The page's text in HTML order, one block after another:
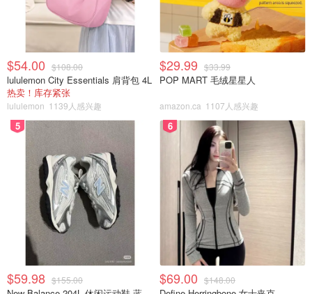
$54.00 $108.00
lululemon City Essentials 肩背包 4L
热卖！库存紧张
lululemon 1139人感兴趣
$29.99 $33.99
POP MART 毛绒星星人
amazon.ca 1107人感兴趣
5
$59.98 $155.00
6
$69.00 $148.00